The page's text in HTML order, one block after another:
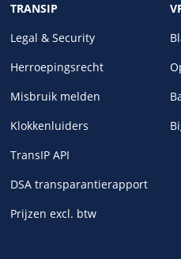
TRANSIP
Legal & Security
Herroepingsrecht
Misbruik melden
Klokkenluiders
TransIP API
DSA transparantierapport
Prijzen excl. btw